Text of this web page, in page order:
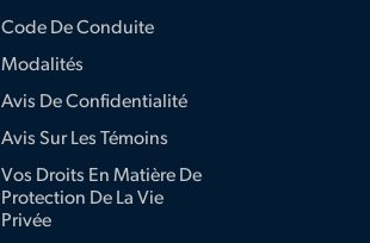
Code De Conduite
Modalités
Avis De Confidentialité
Avis Sur Les Témoins
Vos Droits En Matière De
Protection De La Vie
Privée